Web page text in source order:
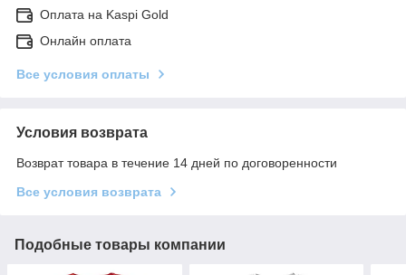
Оплата на Kaspi Gold
Онлайн оплата
Все условия оплаты
Условия возврата
Возврат товара в течение 14 дней по договоренности
Все условия возврата
Подобные товары компании